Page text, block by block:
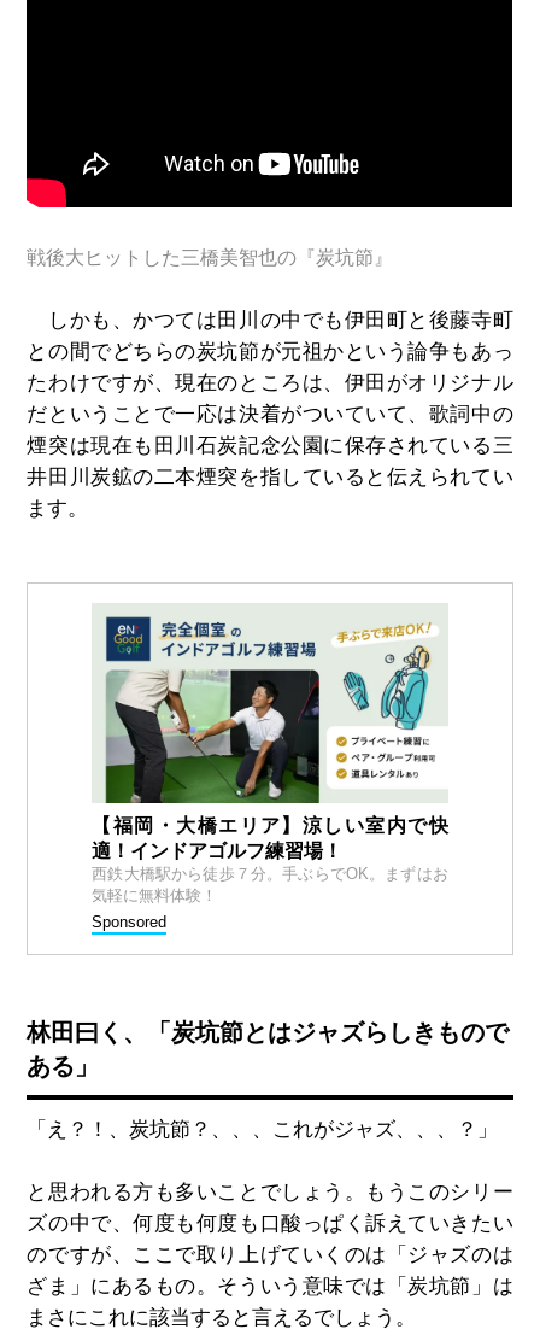
戦後大ヒットした三橋美智也の『炭坑節』
しかも、かつては田川の中でも伊田町と後藤寺町
との間でどちらの炭坑節が元祖かという論争もあっ
たわけですが、現在のところは、伊田がオリジナル
だということで一応は決着がついていて、歌詞中の
煙突は現在も田川石炭記念公園に保存されている三
井田川炭鉱の二本煙突を指していると伝えられてい
ます。
【福岡・大橋エリア】涼しい室内で快
適！インドアゴルフ練習場！
西鉄大橋駅から徒歩７分。手ぶらでOK。まずはお
気軽に無料体験！
Sponsored
林田曰く、「炭坑節とはジャズらしきもので
ある」
「え？！、炭坑節？、、、これがジャズ、、、？」
と思われる方も多いことでしょう。もうこのシリー
ズの中で、何度も何度も口酸っぱく訴えていきたい
のですが、ここで取り上げていくのは「ジャズのは
ざま」にあるもの。そういう意味では「炭坑節」は
まさにこれに該当すると言えるでしょう。